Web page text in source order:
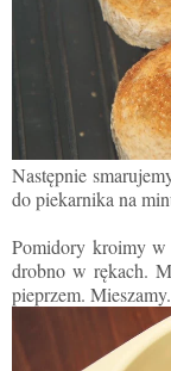
Następnie
do piekarnika na
Pomidory kroimy
drobno w rękach.
pieprzem. Mieszamy.